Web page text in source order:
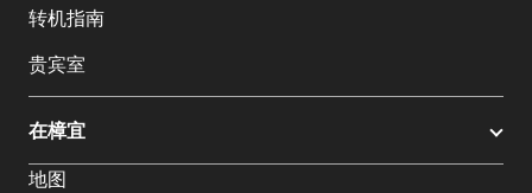
选
语
言:
转机指南
贵宾室
在樟宜
地图